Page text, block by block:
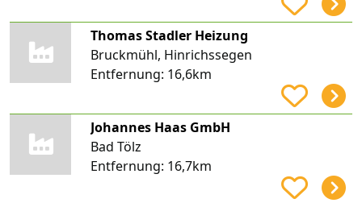
Thomas Stadler Heizung
Bruckmühl, Hinrichssegen
Entfernung: 16,6km
Johannes Haas GmbH
Bad Tölz
Entfernung: 16,7km